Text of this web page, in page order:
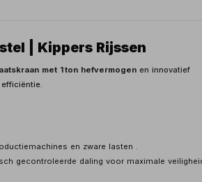
| Kippers Rijssen
met 1 ton hefvermogen en innovatief
en zware lasten .
gecontroleerde daling voor maximale